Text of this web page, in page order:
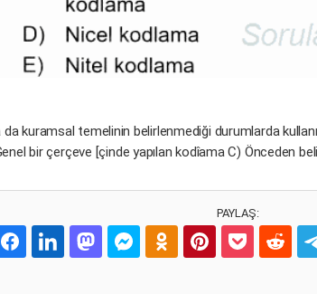
kuramsal temelinin belirlenmediği durumlarda
bir çerçeve [çinde yapılan kodîama C) Önceden
PAYLAŞ: